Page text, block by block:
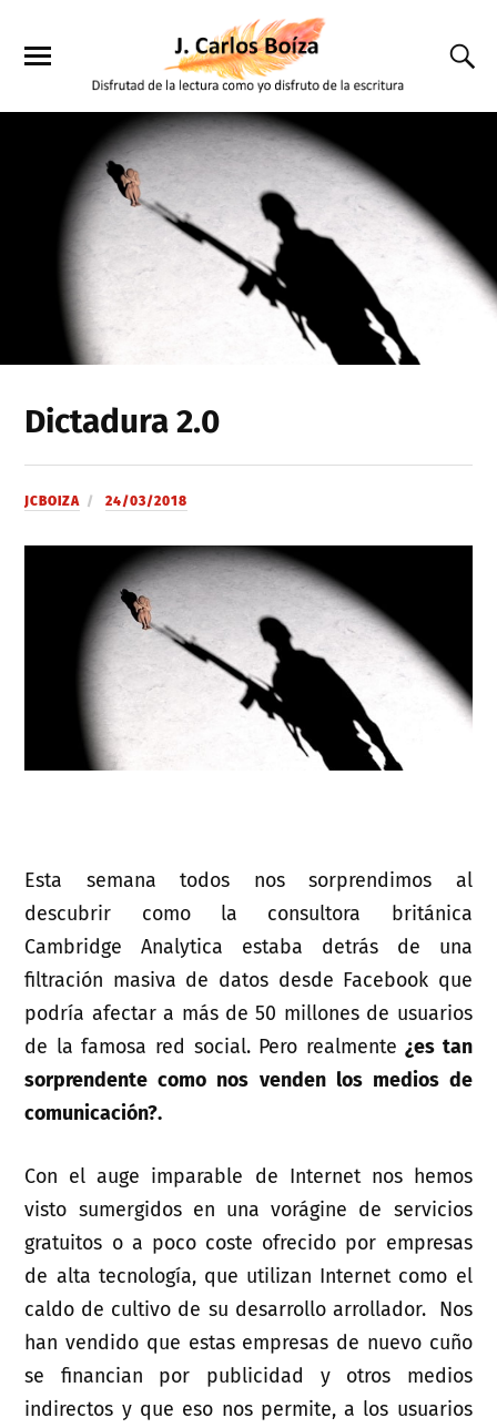
Dictadura 2.0
JCBOIZA 24/03/2018
Esta semana todos nos sorprendimos al
descubrir como la consultora británica
Cambridge Analytica estaba detrás de una
filtración masiva de datos desde Facebook que
podría afectar a más de 50 millones de usuarios
de la famosa red social. Pero realmente¿es tan
sorprendente como nos venden los medios de
comunicación?.
Con el auge imparable de Internet nos hemos
visto sumergidos en una vorágine de servicios
gratuitos o a poco coste ofrecido por empresas
de alta tecnología, que utilizan Internet como el
caldo de cultivo de su desarrollo arrollador. Nos
han vendido que estas empresas de nuevo cuño
se financian por publicidad y otros medios
indirectos y que eso nos permite, a los usuarios